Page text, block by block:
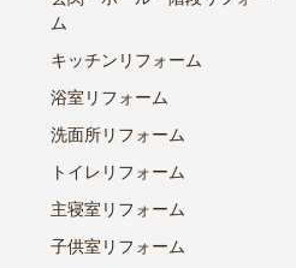
ム
キッチンリフォーム
浴室リフォーム
洗面所リフォーム
トイレリフォーム
主寝室リフォーム
子供室リフォーム